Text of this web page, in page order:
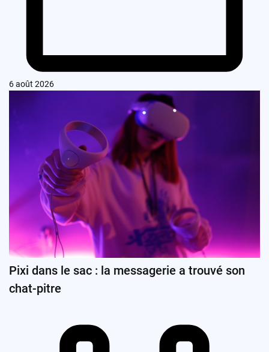
6 août 2026
Pixi dans le sac : la messagerie a trouvé son
chat-pitre